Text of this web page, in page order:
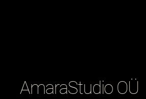
AmaraStudio OÜ